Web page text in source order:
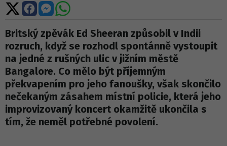
Sdílet
na
X
Sdílet
na
Facebooku
Sdílet
na
Messengeru
Sdílet
WhatsApp
Britský zpěvák Ed Sheeran způsobil v Indii
rozruch, když se rozhodl spontánně vystoupit
na jedné z rušných ulic v jižním městě
Bangalore. Co mělo být příjemným
překvapením pro jeho fanoušky, však skončilo
nečekaným zásahem místní policie, která jeho
improvizovaný koncert okamžitě ukončila s
tím, že neměl potřebné povolení.